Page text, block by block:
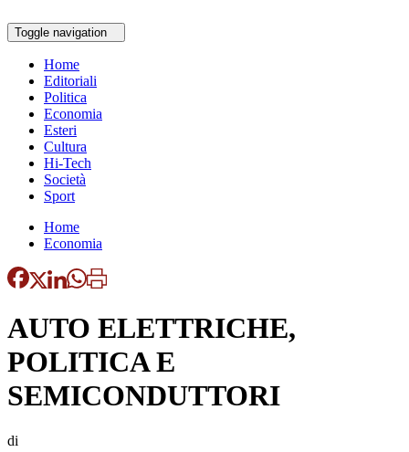
Toggle navigation
Home
Editoriali
Politica
Economia
Esteri
Cultura
Hi-Tech
Società
Sport
Home
Economia
AUTO ELETTRICHE,
POLITICA E
SEMICONDUTTORI
di